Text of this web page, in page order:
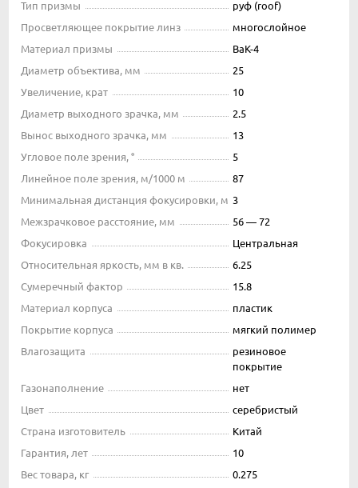
Тип призмы
руф (roof)
Просветляющее покрытие линз
многослойное
Материал призмы
BaK-4
Диаметр объектива, мм
25
Увеличение, крат
10
Диаметр выходного зрачка, мм
2.5
Вынос выходного зрачка, мм
13
Угловое поле зрения, °
5
Линейное поле зрения, м/1000 м
87
Минимальная дистанция фокусировки, м 3
Межзрачковое расстояние, мм
56 — 72
Фокусировка
Центральная
Относительная яркость, мм в кв.
6.25
Сумеречный фактор
15.8
Материал корпуса
пластик
Покрытие корпуса
мягкий полимер
Влагозащита
резиновое
покрытие
Газонаполнение
нет
Цвет
серебристый
Страна изготовитель
Китай
Гарантия, лет
10
Вес товара, кг
0.275